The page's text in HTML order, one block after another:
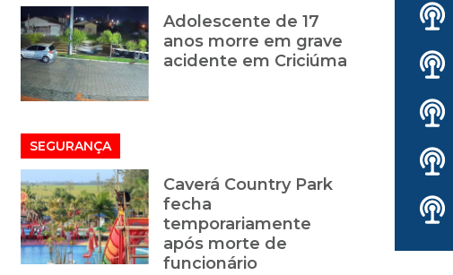
Adolescente de 17
anos morre em grave
acidente em Criciúma
SEGURANÇA
Caverá Country Park
fecha
temporariamente
após morte de
funcionário